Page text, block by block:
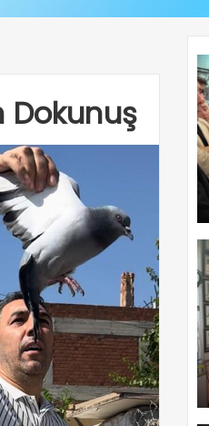
Dokunuş